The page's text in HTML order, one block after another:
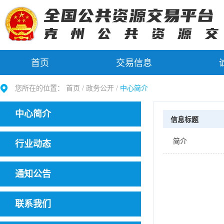
首页 交易信息
您所在的位置： 首页 / 政务公开 / 中心简介
中心简介
行业动态
通知公告
联系我们
信息标题
简介